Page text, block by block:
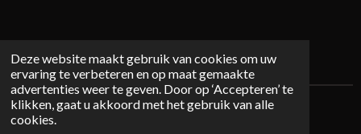
Deze website maakt gebruik van cookies om uw
ervaring te verbeteren en op maat gemaakte
advertenties weer te geven. Door op ‘Accepteren’ te
klikken, gaat u akkoord met het gebruik van alle
cookies.
© 2026 Mystichome.nl